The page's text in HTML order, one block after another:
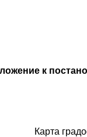
к
Карта